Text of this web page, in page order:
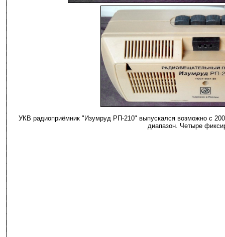
УКВ радиоприёмник "Изумруд РП-210" выпускался возможно с
диапазон. Четыре